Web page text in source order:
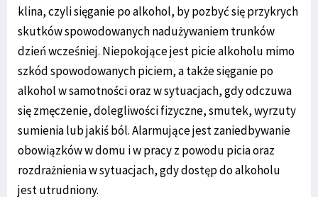
klina, czyli sięganie po alkohol, by pozbyć się przykrych
skutków spowodowanych nadużywaniem trunków
dzień wcześniej. Niepokojące jest picie alkoholu mimo
szkód spowodowanych piciem, a także sięganie po
alkohol w samotności oraz w sytuacjach, gdy odczuwa
się zmęczenie, dolegliwości fizyczne, smutek, wyrzuty
sumienia lub jakiś ból. Alarmujące jest zaniedbywanie
obowiązków w domu i w pracy z powodu picia oraz
rozdrażnienia w sytuacjach, gdy dostęp do alkoholu
jest utrudniony.